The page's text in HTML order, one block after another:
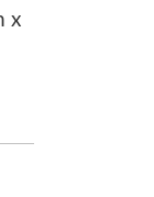
x